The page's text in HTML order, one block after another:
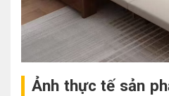
Ảnh thực tế sản